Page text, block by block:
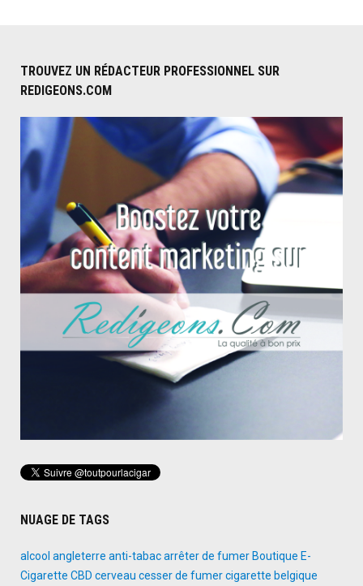
TROUVEZ UN RÉDACTEUR PROFESSIONNEL SUR
REDIGEONS.COM
NUAGE DE TAGS
alcool angleterre anti-tabacarrêter de fumerBoutique E-
Cigarette CBD cerveau cesser de fumercigarette belgique